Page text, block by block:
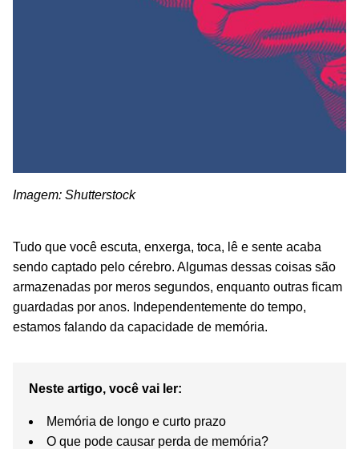
Imagem: Shutterstock
Tudo que você escuta, enxerga, toca, lê e sente acaba
sendo captado pelo cérebro. Algumas dessas coisas são
armazenadas por meros segundos, enquanto outras ficam
guardadas por anos. Independentemente do tempo,
estamos falando da capacidade de memória.
Neste artigo, você vai ler:
Memória de longo e curto prazo
O que pode causar perda de memória?